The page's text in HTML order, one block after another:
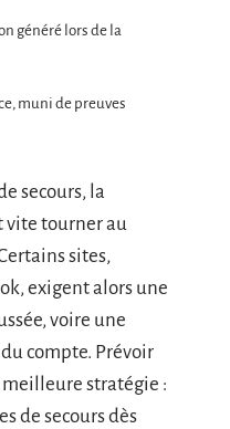
généré lors de la
muni de preuves
secours, la
vite tourner au
sites,
exigent alors une
voire une
compte. Prévoir
meilleure stratégie :
de secours dès